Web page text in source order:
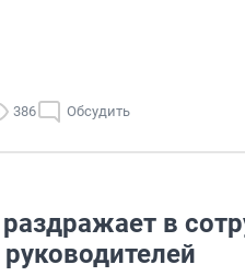
386 Обсудить
в